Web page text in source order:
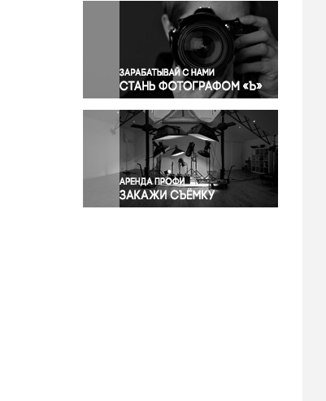
Окружающая среда
Политика
Правосудие
Происшествия и конфликты
Религия
Светская жизнь
Спорт
Экология
Экономика и бизнес